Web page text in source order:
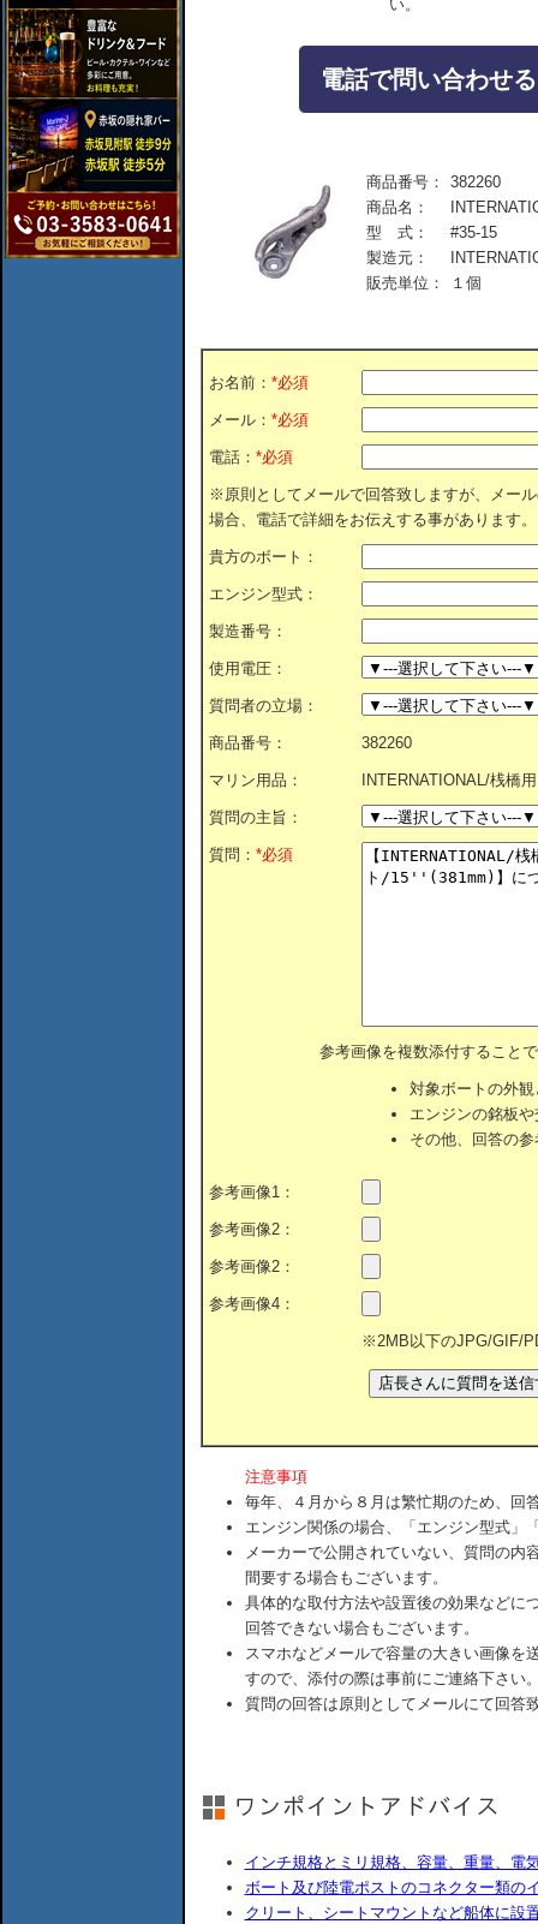
い。
電話で問い合わせ
商品番号：
382260
商品名：
型 式：
#35-15
製造元：
販売単位：
１個
お名前： *必須
メール： *必須
電話： *必須
※原則としてメールで回答致しますが、メー
場合、電話で詳細をお伝えする事があります。
貴方のボート：
エンジン型式：
製造番号：
使用電圧：
質問者の立場：
商品番号： 382260
マリン用品： INTERNATIONAL/桟橋
質問の主旨：
質問： *必須
参考画像を複数添付すること
対象ボートの外
エンジンの銘板
その他、回答の
参考画像1：
参考画像2：
参考画像2：
参考画像4：
※2MB以下のJPG/GIF/
注意事項
毎年、４月から８月は繁忙期のため、回
エンジン関係の場合、「エンジン型式」
メーカーで公開されていない、質問の内
間要する場合もございます。
具体的な取付方法や設置後の効果などに
回答できない場合もございます。
スマホなどメールで容量の大きい画像を
すので、添付の際は事前にご連絡下さい
質問の回答は原則としてメールにて回答
インチ規格とミリ規格、容量、重量、電
ボート及び陸電ポストのコネクター類の
クリート、シートマウントなど船体に設